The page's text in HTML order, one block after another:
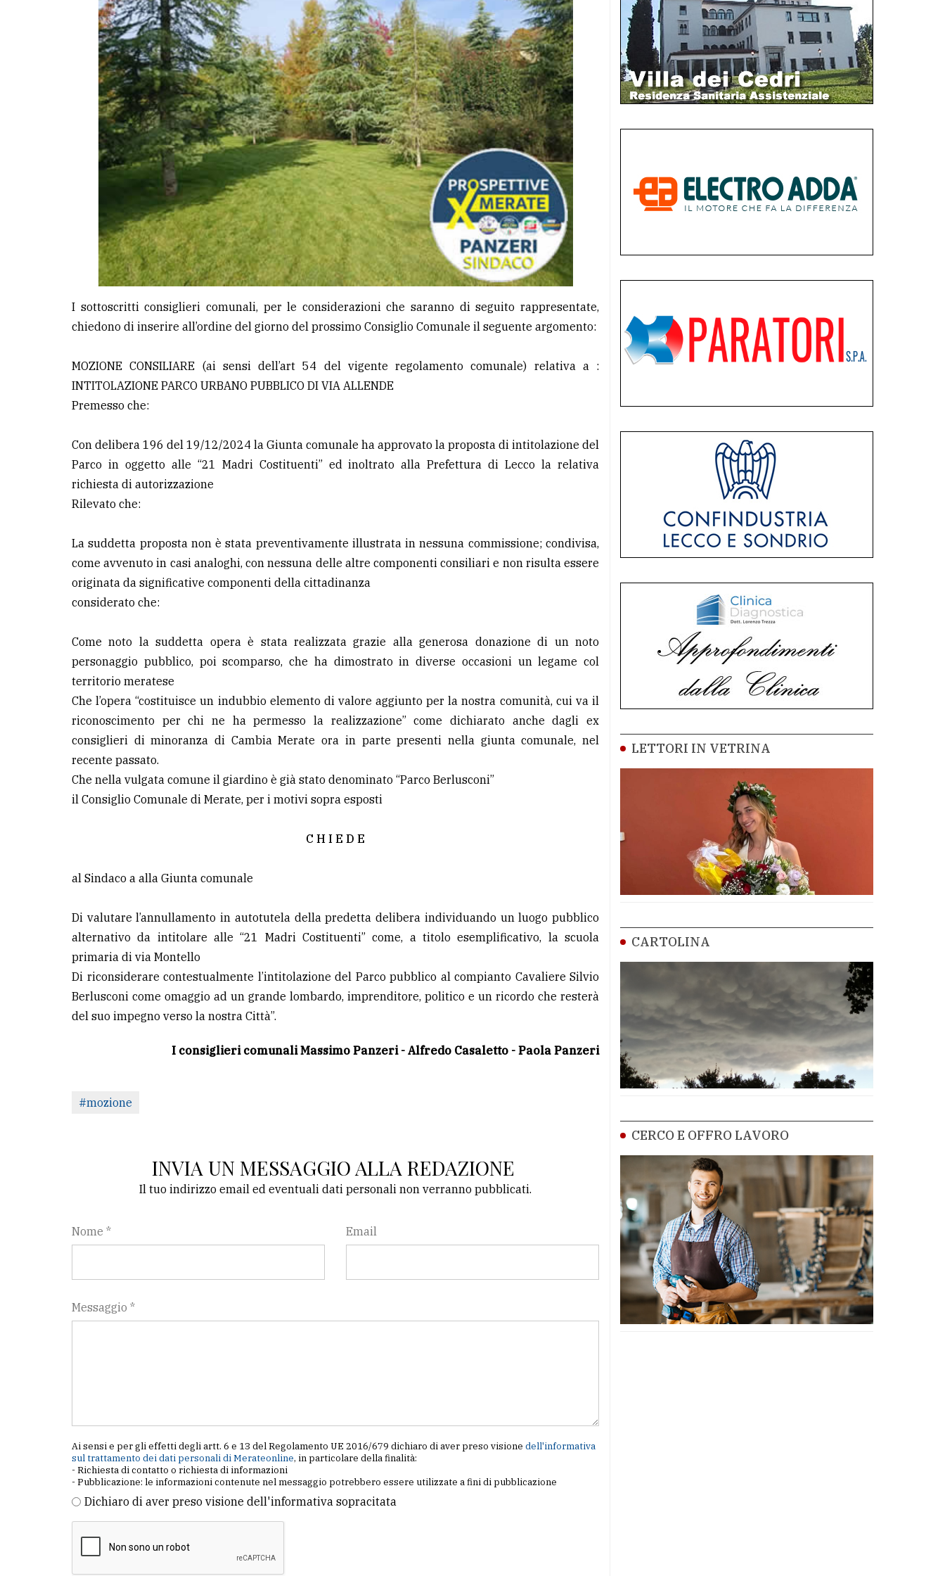
I sottoscritti consiglieri comunali, per le considerazioni che saranno di seguito rappresentate,
chiedono di inserire all’ordine del giorno del prossimo Consiglio Comunale il seguente argomento:
MOZIONE CONSILIARE (ai sensi dell’art 54 del vigente regolamento comunale) relativa a :
INTITOLAZIONE PARCO URBANO PUBBLICO DI VIA ALLENDE
Premesso che:
Con delibera 196 del 19/12/2024 la Giunta comunale ha approvato la proposta di intitolazione del
Parco in oggetto alle “21 Madri Costituenti” ed inoltrato alla Prefettura di Lecco la relativa
richiesta di autorizzazione
Rilevato che:
La suddetta proposta non è stata preventivamente illustrata in nessuna commissione; condivisa,
come avvenuto in casi analoghi, con nessuna delle altre componenti consiliari e non risulta essere
originata da significative componenti della cittadinanza
considerato che:
Come noto la suddetta opera è stata realizzata grazie alla generosa donazione di un noto
personaggio pubblico, poi scomparso, che ha dimostrato in diverse occasioni un legame col
territorio meratese
Che l’opera “costituisce un indubbio elemento di valore aggiunto per la nostra comunità, cui va il
riconoscimento per chi ne ha permesso la realizzazione” come dichiarato anche dagli ex
consiglieri di minoranza di Cambia Merate ora in parte presenti nella giunta comunale, nel
recente passato.
Che nella vulgata comune il giardino è già stato denominato “Parco Berlusconi”
il Consiglio Comunale di Merate, per i motivi sopra esposti
C H I E D E
al Sindaco a alla Giunta comunale
Di valutare l’annullamento in autotutela della predetta delibera individuando un luogo pubblico
alternativo da intitolare alle “21 Madri Costituenti” come, a titolo esemplificativo, la scuola
primaria di via Montello
Di riconsiderare contestualmente l’intitolazione del Parco pubblico al compianto Cavaliere Silvio
Berlusconi come omaggio ad un grande lombardo, imprenditore, politico e un ricordo che resterà
del suo impegno verso la nostra Città”.
I consiglieri comunali Massimo Panzeri - Alfredo Casaletto - Paola Panzeri
#mozione
INVIA UN MESSAGGIO ALLA REDAZIONE
Il tuo indirizzo email ed eventuali dati personali non verranno pubblicati.
Nome * Email
Messaggio *
Ai sensi e per gli effetti degli artt. 6 e 13 del Regolamento UE 2016/679 dichiaro di aver preso visione dell'informativa
sul trattamento dei dati personali di Merateonline, in particolare della finalità:
- Richiesta di contatto o richiesta di informazioni
- Pubblicazione: le informazioni contenute nel messaggio potrebbero essere utilizzate a fini di pubblicazione
Dichiaro di aver preso visione dell'informativa sopracitata
LETTORI IN VETRINA
CARTOLINA
CERCO E OFFRO LAVORO